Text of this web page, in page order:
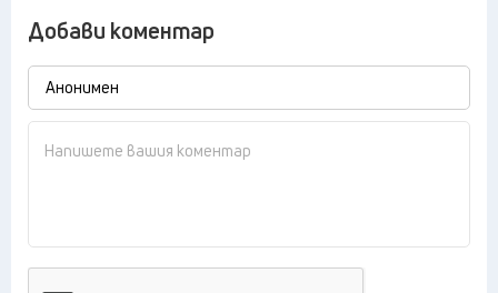
Добави коментар